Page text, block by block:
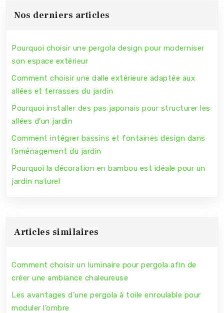
Nos derniers articles
Pourquoi choisir une pergola design pour moderniser
son espace extérieur
Comment choisir une dalle extérieure adaptée aux
allées et terrasses du jardin
Pourquoi installer des pas japonais pour structurer les
allées d’un jardin
Comment intégrer bassins et fontaines design dans
l’aménagement du jardin
Pourquoi la décoration en bambou est idéale pour un
jardin naturel
Articles similaires
Comment choisir un luminaire pour pergola afin de
créer une ambiance chaleureuse
Les avantages d’une pergola à toile enroulable pour
moduler l’ombre